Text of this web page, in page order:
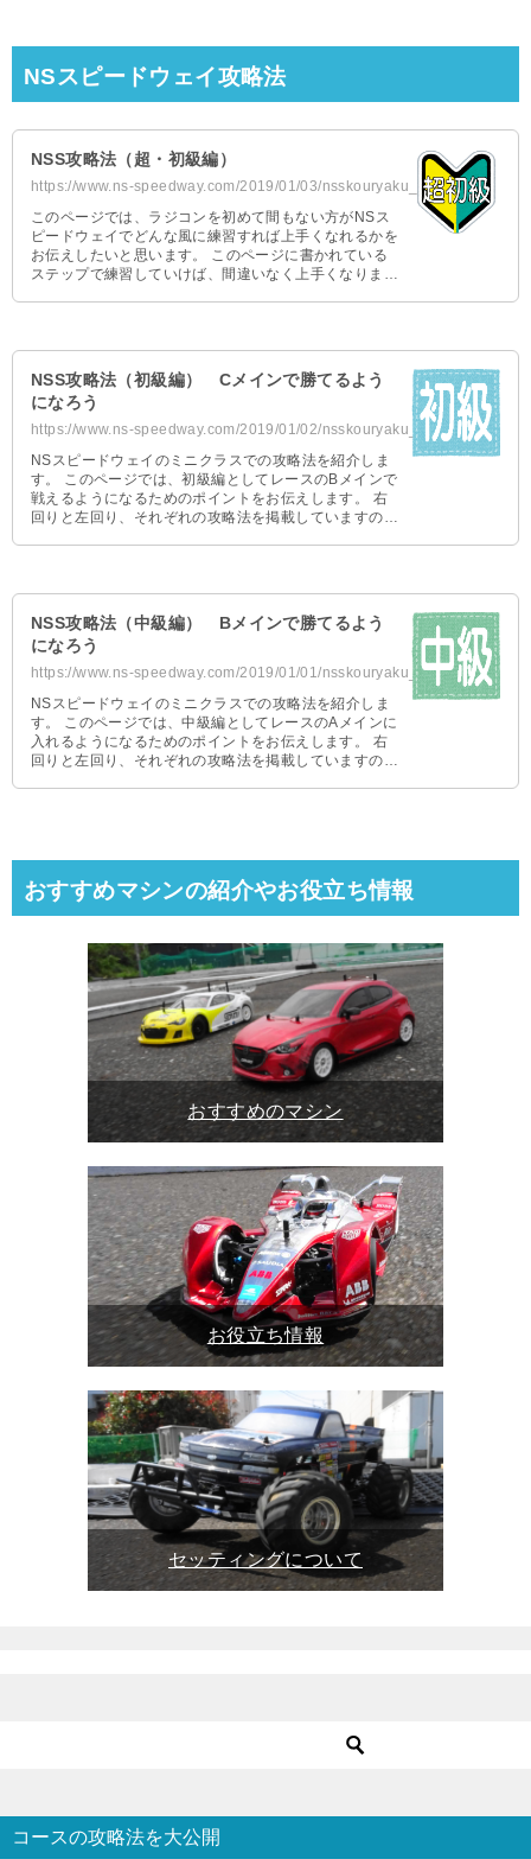
NSスピードウェイ攻略法
NSS攻略法（超・初級編）
https://www.ns-speedway.com/2019/01/03/nsskouryaku_tyosyokyu/
このページでは、ラジコンを初めて間もない方がNSス
ピードウェイでどんな風に練習すれば上手くなれるかを
お伝えしたいと思います。 このページに書かれている
ステップで練習していけば、間違いなく上手くなります
NSS攻略法（初級編） Cメインで勝てるよう
になろう
https://www.ns-speedway.com/2019/01/02/nsskouryaku_syokyu/
NSスピードウェイのミニクラスでの攻略法を紹介しま
す。 このページでは、初級編としてレースのBメインで
戦えるようになるためのポイントをお伝えします。 右
回りと左回り、それぞれの攻略法を掲載していますので
NSS攻略法（中級編） Bメインで勝てるよう
になろう
https://www.ns-speedway.com/2019/01/01/nsskouryaku_tyukyu/
NSスピードウェイのミニクラスでの攻略法を紹介しま
す。 このページでは、中級編としてレースのAメインに
入れるようになるためのポイントをお伝えします。 右
回りと左回り、それぞれの攻略法を掲載していますので
おすすめマシンの紹介やお役立ち情報
おすすめのマシン
お役立ち情報
セッティングについて
コースの攻略法を大公開